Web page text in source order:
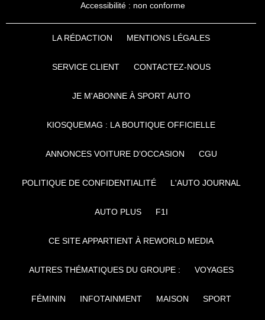
Accessibilité : non conforme
LA RÉDACTION MENTIONS LÉGALES
SERVICE CLIENT CONTACTEZ-NOUS
JE M'ABONNE À SPORT AUTO
KIOSQUEMAG : LA BOUTIQUE OFFICIELLE
ANNONCES VOITURE D’OCCASION CGU
POLITIQUE DE CONFIDENTIALITÉ L'AUTO JOURNAL
AUTO PLUS F1I
CE SITE APPARTIENT À REWORLD MEDIA
AUTRES THÉMATIQUES DU GROUPE : VOYAGES
FÉMININ INFOTAINMENT MAISON SPORT